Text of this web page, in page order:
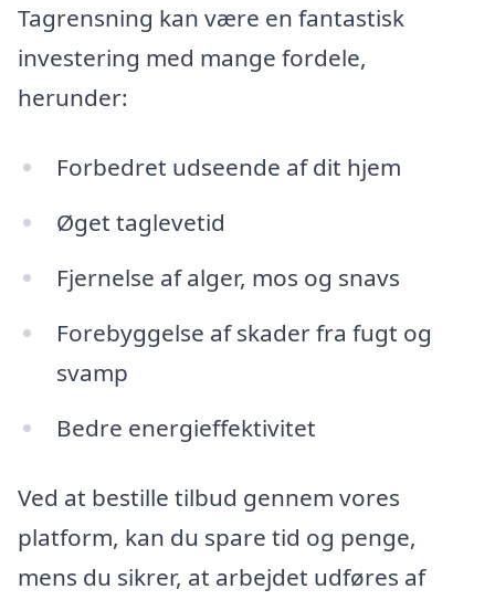
Tagrensning kan være en fantastisk
investering med mange fordele,
herunder:
Forbedret udseende af dit hjem
Øget taglevetid
Fjernelse af alger, mos og snavs
Forebyggelse af skader fra fugt og
svamp
Bedre energieffektivitet
Ved at bestille tilbud gennem vores
platform, kan du spare tid og penge,
mens du sikrer, at arbejdet udføres af